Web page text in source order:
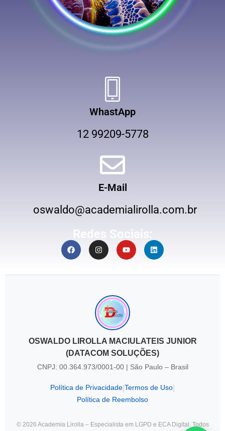
WhastApp
12 99209-5778
E-Mail
oswaldo@academialirolla.com.br
Redes Sociais:
OSWALDO LIROLLA MACIULATEIS JUNIOR
(DATACOM SOLUÇÕES)
CNPJ: 00.364.973/0001-00 | São Paulo – Brasil
Política de Privacidade Termos de Uso
Política de Reembolso
© 2026 Academia Lirolla – Especialista em LGPD e ECA Digital. Todos